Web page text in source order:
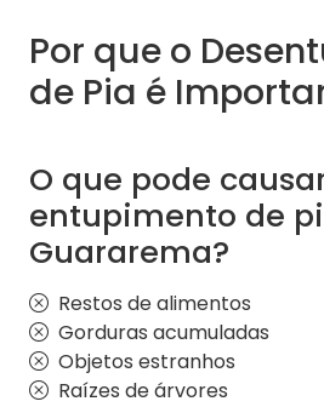
Por que o
de Pia é
O que pode
entupimento de
Guararema?
Restos de alimentos
Gorduras acumuladas
Objetos estranhos
Raízes de árvores